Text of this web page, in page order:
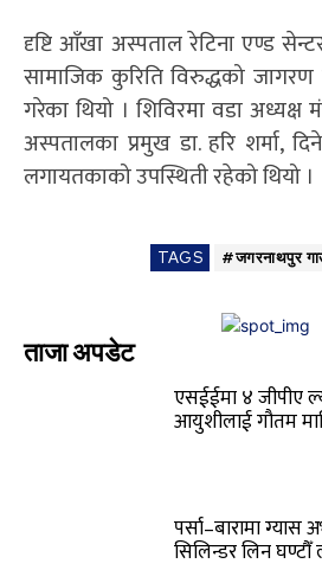
दृष्टि आँखा अस्पताल रेटिना एण्ड
सामाजिक कुरिति विरुद्धको
गरेका थियो । शिविरमा वडा अध्यक्ष
अस्पतालका प्रमुख डा. हरि शर्मा,
लगायतकाको उपस्थिती रहेको थियो ।
TAGS #जगरनाथपुर
ताजा अपडेट
एसईईमा ४ जीपीए
आयुशीलाई गौतम
पर्सा–बारामा
सिलिन्डर लिन घण्टौँ